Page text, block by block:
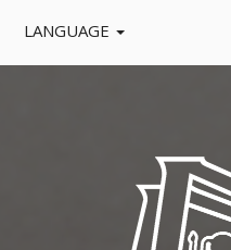
LANGUAGE